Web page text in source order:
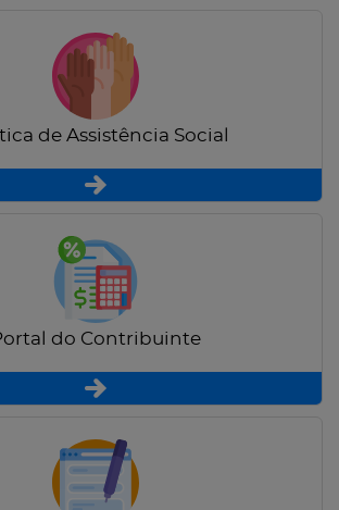
de Assistência Social
do Contribuinte